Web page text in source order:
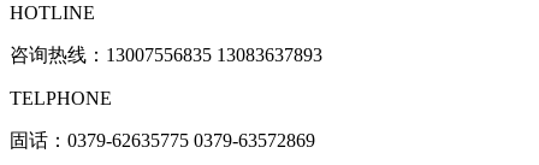
HOTLINE
咨询热线： 13007556835 13083637893
TELPHONE
固话：0379-62635775 0379-63572869